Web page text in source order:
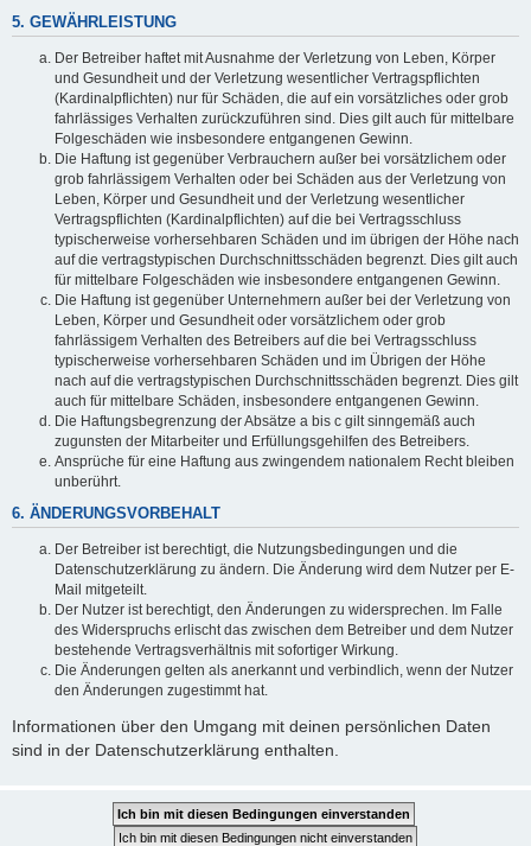
5. GEWÄHRLEISTUNG
Der Betreiber haftet mit Ausnahme der Verletzung von Leben, Körper
und Gesundheit und der Verletzung wesentlicher Vertragspflichten
(Kardinalpflichten) nur für Schäden, die auf ein vorsätzliches oder grob
fahrlässiges Verhalten zurückzuführen sind. Dies gilt auch für mittelbare
Folgeschäden wie insbesondere entgangenen Gewinn.
Die Haftung ist gegenüber Verbrauchern außer bei vorsätzlichem oder
grob fahrlässigem Verhalten oder bei Schäden aus der Verletzung von
Leben, Körper und Gesundheit und der Verletzung wesentlicher
Vertragspflichten (Kardinalpflichten) auf die bei Vertragsschluss
typischerweise vorhersehbaren Schäden und im übrigen der Höhe nach
auf die vertragstypischen Durchschnittsschäden begrenzt. Dies gilt auch
für mittelbare Folgeschäden wie insbesondere entgangenen Gewinn.
Die Haftung ist gegenüber Unternehmern außer bei der Verletzung von
Leben, Körper und Gesundheit oder vorsätzlichem oder grob
fahrlässigem Verhalten des Betreibers auf die bei Vertragsschluss
typischerweise vorhersehbaren Schäden und im Übrigen der Höhe
nach auf die vertragstypischen Durchschnittsschäden begrenzt. Dies gilt
auch für mittelbare Schäden, insbesondere entgangenen Gewinn.
Die Haftungsbegrenzung der Absätze a bis c gilt sinngemäß auch
zugunsten der Mitarbeiter und Erfüllungsgehilfen des Betreibers.
Ansprüche für eine Haftung aus zwingendem nationalem Recht bleiben
unberührt.
6. ÄNDERUNGSVORBEHALT
Der Betreiber ist berechtigt, die Nutzungsbedingungen und die
Datenschutzerklärung zu ändern. Die Änderung wird dem Nutzer per E-
Mail mitgeteilt.
Der Nutzer ist berechtigt, den Änderungen zu widersprechen. Im Falle
des Widerspruchs erlischt das zwischen dem Betreiber und dem Nutzer
bestehende Vertragsverhältnis mit sofortiger Wirkung.
Die Änderungen gelten als anerkannt und verbindlich, wenn der Nutzer
den Änderungen zugestimmt hat.
Informationen über den Umgang mit deinen persönlichen Daten
sind in der Datenschutzerklärung enthalten.